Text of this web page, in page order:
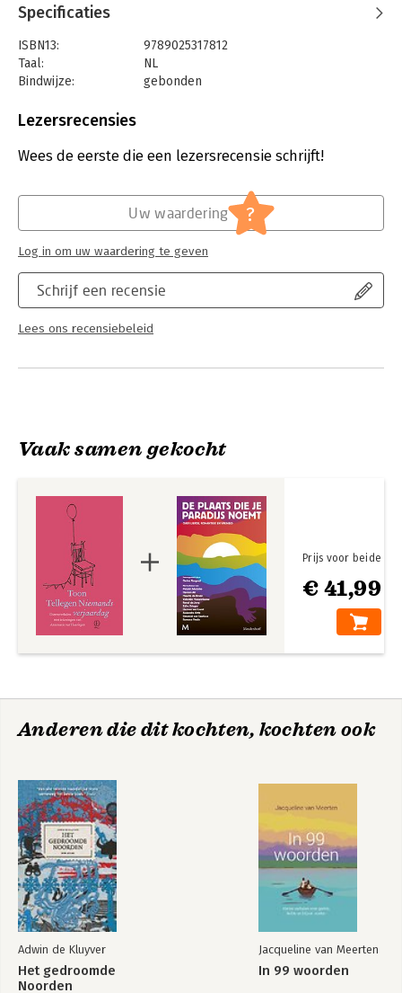
jaarlijks niemands verjaardag alsof het een verjaardag van een
van hen is. De kakkerlak hoopt altijd op beschimmelde
cadeaus, de slak wenst dat op zijn verjaardag de tijd stilstaat,
want hij heeft zo’n hekel aan alles wat voorbijgaat, en de
mammoet viert nu ook zijn
het liefst ver weg in zijn eentje.
De juweeltjes van verhalen zijn van sierlijke vulpentekeningen
voorzien door Annemarie van Haeringen.
Specificaties
ISBN13:
9789025317812
Taal:
NL
Bindwijze:
gebonden
Uitgever:
Verschijningsdatum:
5-11-2024
Literatuur en romans
Lezersrecensies
Wees de eerste die een lezersrecensie schrijft!
Schrijf een recensie
Lees ons recensiebeleid
Uw waardering ?
Log in om uw waardering te geven
Vaak samen gekocht
€ 41,99
Prijs voor beide
Anderen die dit kochten, kochten ook
Adwin de Kluyver
Het gedroomde
Noorden
Jacqueline van Meerten
In 99 woorden